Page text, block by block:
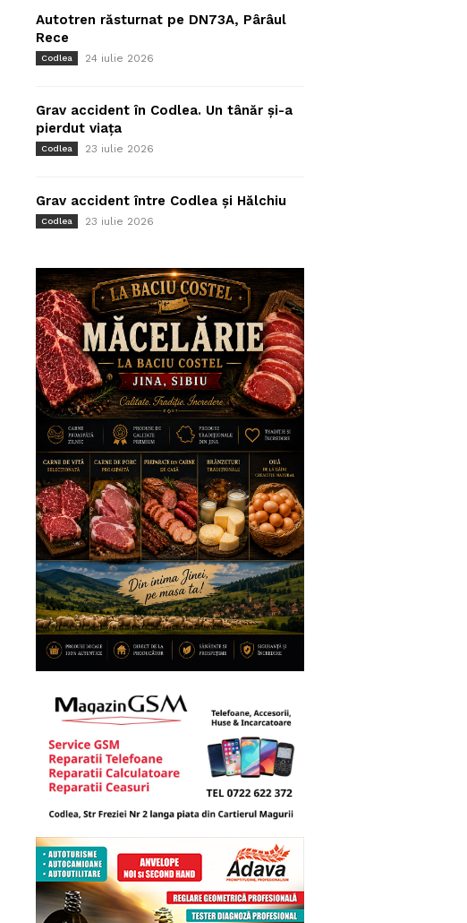
Autotren răsturnat pe DN73A, Pârâul
Rece
Codlea 24 iulie 2026
Grav accident în Codlea. Un tânăr și-a
pierdut viața
Codlea 23 iulie 2026
Grav accident între Codlea și Hălchiu
Codlea 23 iulie 2026